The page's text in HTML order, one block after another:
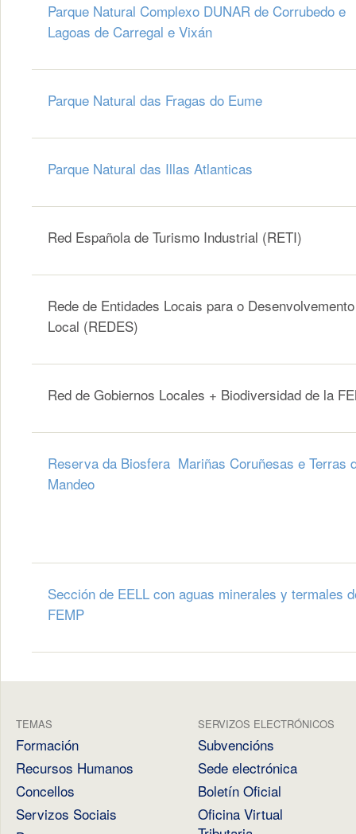
Parque Natural Complexo DUNAR de Corrubedo e
Lagoas de Carregal e Vixán
Parque Natural das Fragas do Eume
Parque Natural das Illas Atlanticas
Red Española de Turismo Industrial (RETI)
Rede de Entidades Locais para o Desenvolvemento
Local (REDES)
Red de Gobiernos Locales + Biodiversidad de la
Reserva da Biosfera Mariñas Coruñesas e Terras
Mandeo
Sección de EELL con aguas minerales y termales
FEMP
TEMAS
Formación
Recursos Humanos
Concellos
Servizos Sociais
SERVIZOS ELECTRÓNICOS
Subvencións
Sede electrónica
Boletín Oficial
Oficina Virtual